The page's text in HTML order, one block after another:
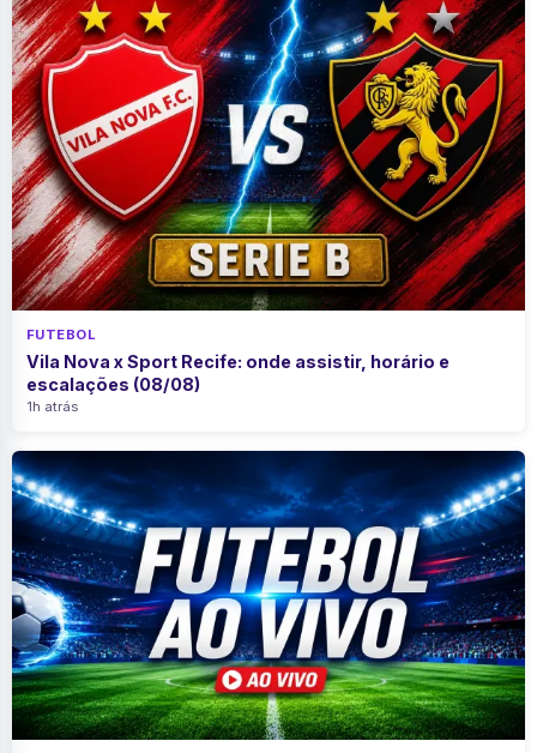
FUTEBOL
Vila Nova x Sport Recife: onde assistir, horário e
escalações (08/08)
1h atrás